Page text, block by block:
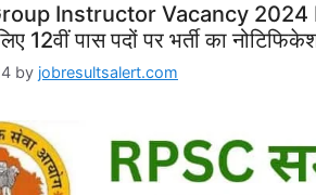
Instructor Vacancy
12वीं पास पदों पर भर्ती का
by jobresultsalert.com